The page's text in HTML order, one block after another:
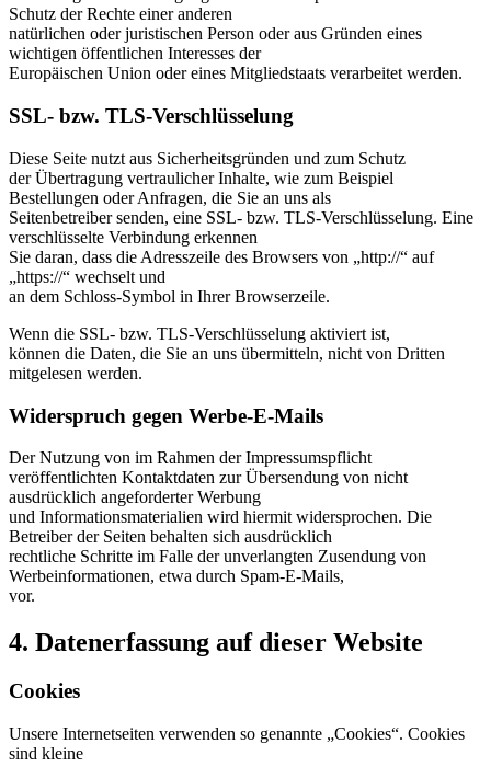
Schutz der Rechte einer anderen
natürlichen oder juristischen Person oder aus Gründen eines
wichtigen öffentlichen Interesses der
Europäischen Union oder eines Mitgliedstaats verarbeitet werden.
SSL- bzw. TLS-Verschlüsselung
Diese Seite nutzt aus Sicherheitsgründen und zum Schutz
der Übertragung vertraulicher Inhalte, wie zum Beispiel
Bestellungen oder Anfragen, die Sie an uns als
Seitenbetreiber senden, eine SSL- bzw. TLS-Verschlüsselung. Eine
verschlüsselte Verbindung erkennen
Sie daran, dass die Adresszeile des Browsers von „http://“ auf
„https://“ wechselt und
an dem Schloss-Symbol in Ihrer Browserzeile.
Wenn die SSL- bzw. TLS-Verschlüsselung aktiviert ist,
können die Daten, die Sie an uns übermitteln, nicht von Dritten
mitgelesen werden.
Widerspruch gegen Werbe-E-Mails
Der Nutzung von im Rahmen der Impressumspflicht
veröffentlichten Kontaktdaten zur Übersendung von nicht
ausdrücklich angeforderter Werbung
und Informationsmaterialien wird hiermit widersprochen. Die
Betreiber der Seiten behalten sich ausdrücklich
rechtliche Schritte im Falle der unverlangten Zusendung von
Werbeinformationen, etwa durch Spam-E-Mails,
vor.
4. Datenerfassung auf dieser Website
Cookies
Unsere Internetseiten verwenden so genannte „Cookies“. Cookies
sind kleine